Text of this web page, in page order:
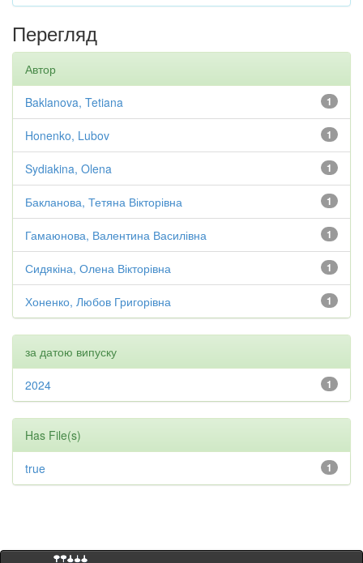
Перегляд
Автор
1
Baklanova, Tetiana
1
Honenko, Lubov
1
Sydiakina, Olena
1
Бакланова, Тетяна Вікторівна
1
Гамаюнова, Валентина Василівна
1
Сидякіна, Олена Вікторівна
1
Хоненко, Любов Григорівна
за датою випуску
1
2024
Has File(s)
1
true